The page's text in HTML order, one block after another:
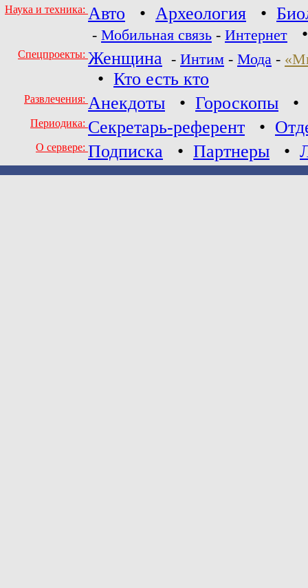
Наука и техника: Авто • Археология •
- Мобильная связь - Интернет
Спецпроекты: Женщина - Интим - Мода -
• Кто есть кто
Развлечения: Анекдоты • Гороскопы •
Периодика: Секретарь-референт •
О сервере: Подписка • Партнеры •